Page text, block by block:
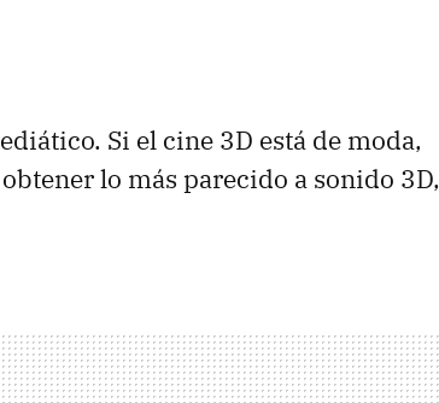
Si el cine 3D está de moda,
lo más parecido a sonido 3D,